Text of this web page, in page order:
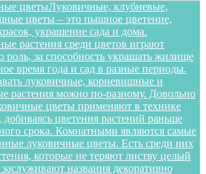
цветыЛуковичные, клубневые,
цветы – это пышное цветение,
украшение сада и дома.
растения среди цветов играют
роль, за способность украшать жилище
время года и сад в разные периоды.
луковичные, корневищные и
растения можно по-разному. Довольно
цветы применяют в технике
цветения растений раньше
срока. Комнатными являются самые
луковичные цветы. Есть среди них
которые не теряют листву целый
названия декоративно